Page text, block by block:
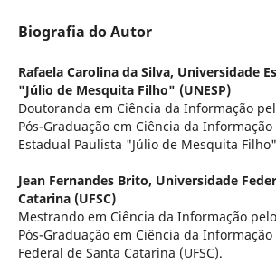
Biografia do Autor
Rafaela Carolina da Silva, Universidade
"Júlio de Mesquita Filho" (UNESP)
Doutoranda em Ciência da Informação
Pós-Graduação em Ciência da
Estadual Paulista "Júlio de Mesquita Filho"
Jean Fernandes Brito, Universidade
Catarina (UFSC)
Mestrando em Ciência da Informação
Pós-Graduação em Ciência da
Federal de Santa Catarina (UFSC).